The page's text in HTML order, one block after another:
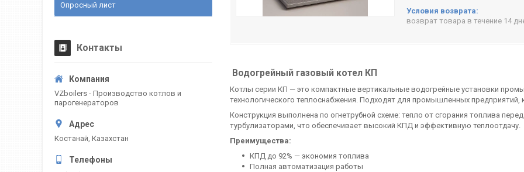
возврат товара в течение 14
Водогрейный газовый котел КП
Котлы серии КП — это компактные вертикальные водогрейные установки
технологического теплоснабжения. Подходят для промышленных
Конструкция выполнена по огнетрубной схеме: тепло от сгорания топлива
турбулизаторами, что обеспечивает высокий КПД и эффективную теплоотдачу.
Преимущества:
КПД до 92% — экономия топлива
Полная автоматизация работы
Опросный лист
Контакты
VZboilers - Производство котлов и
парогенераторов
Костанай, Казахстан